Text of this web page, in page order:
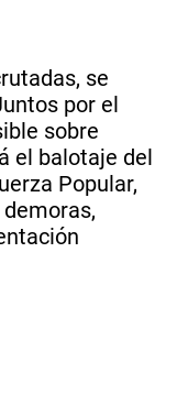
se
por el
sobre
el balotaje del
Popular,